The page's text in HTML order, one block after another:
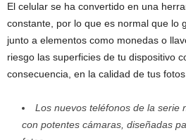
El celular se ha convertido en una
constante, por lo que es normal que lo
junto a elementos como monedas o
riesgo las superficies de tu dispositivo
consecuencia, en la calidad de tus
Los nuevos teléfonos de la serie
con potentes cámaras, diseñadas